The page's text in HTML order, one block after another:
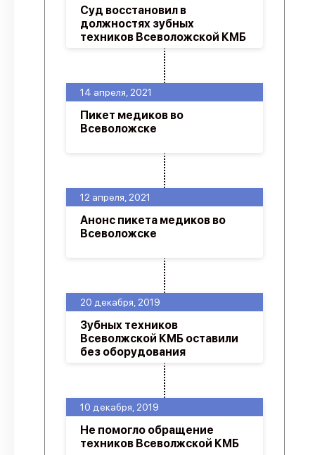
10 декабря, 2019
Не помогло обращение
техников Всеволжской КМБ
20 декабря, 2019
Зубных техников
Всеволжской КМБ оставили
без оборудования
12 апреля, 2021
Анонс пикета медиков во
Всеволожске
14 апреля, 2021
Пикет медиков во
Всеволожске
Суд восстановил в
должностях зубных
техников Всеволожской КМБ